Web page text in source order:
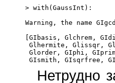
> with(GaussInt):
Warning, the name
[GIbasis, Glchrem,
Glhermite, Glissqr,
Glorder, GIphi,
Нетрудно